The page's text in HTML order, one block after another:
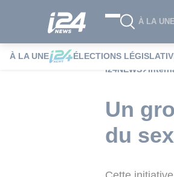
À LA UNE
À LA UNE ÉLECTIONS
i24NEWS
Un
du